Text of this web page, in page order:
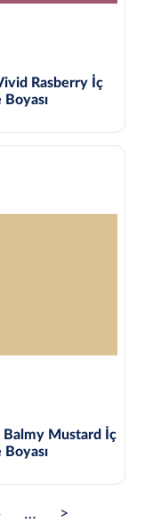
Rasberry İç
Boyası
Balmy Mustard İç
Boyası
… >